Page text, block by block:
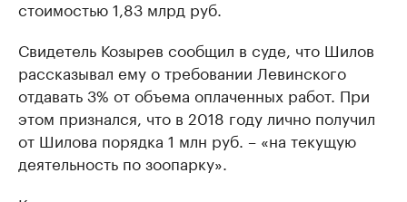
стоимостью 1,83 млрд руб.
Свидетель Козырев сообщил в суде, что Шилов
рассказывал ему о требовании Левинского
отдавать 3% от объема оплаченных работ. При
этом признался, что в 2018 году лично получил
от Шилова порядка 1 млн руб. – «на текущую
деятельность по зоопарку».